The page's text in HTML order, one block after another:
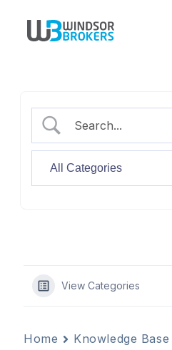
View Categories
Home
Knowledge Base